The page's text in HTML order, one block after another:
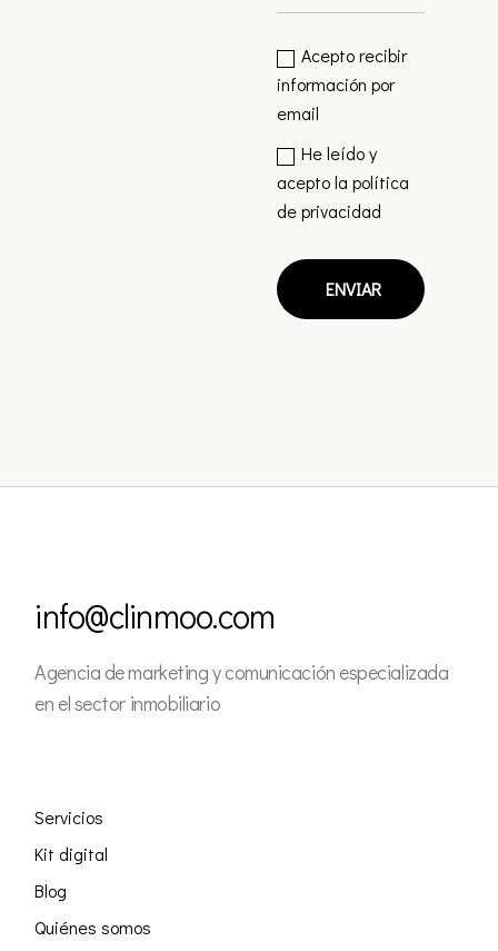
Acepto recibir
información por
email
He leído y
acepto la política
de privacidad
ENVIAR
info@clinmoo.com
Agencia de marketing y comunicación especializada
en el sector inmobiliario
Servicios
Kit digital
Blog
Quiénes somos